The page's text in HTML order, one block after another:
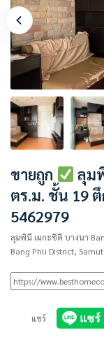
ขายถูก ลุม
ตร.ม. ชั้น 19
5462979
ลุมพินี เมกะซิตี บางนา
Bang Phli District,
แชร์